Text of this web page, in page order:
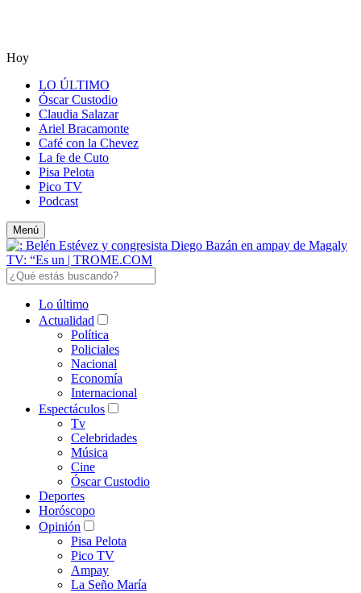
Hoy
LO ÚLTIMO
Óscar Custodio
Claudia Salazar
Ariel Bracamonte
Café con la Chevez
La fe de Cuto
Pisa Pelota
Pico TV
Podcast
Menú
Lo último
Actualidad
Política
Policiales
Nacional
Economía
Internacional
Espectáculos
Tv
Celebridades
Música
Cine
Óscar Custodio
Deportes
Horóscopo
Opinión
Pisa Pelota
Pico TV
Ampay
La Seño María